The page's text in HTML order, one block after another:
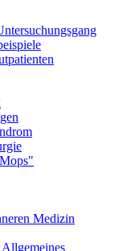
Medizin